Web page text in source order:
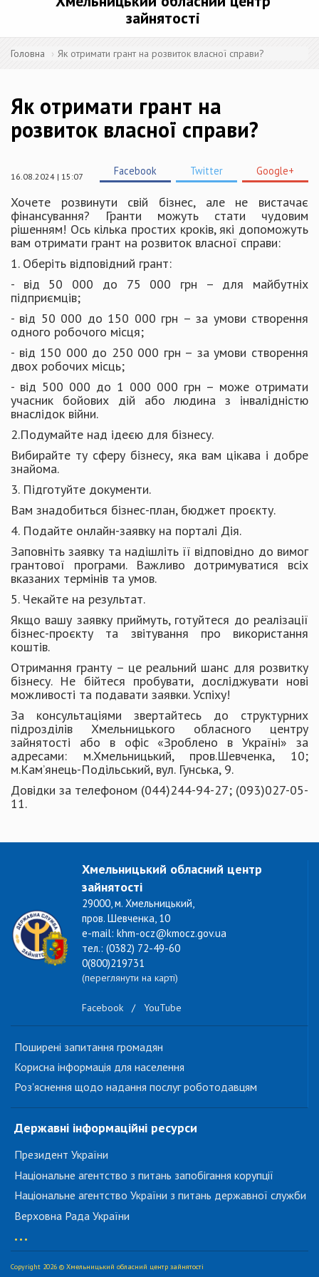
зайнятості
Головна Як отримати грант на розвиток власної справи?
Як отримати грант на
розвиток власної справи?
16.08.2024 | 15:07 Facebook Twitter Google+
Хочете розвинути свій бізнес, але не вистачає
фінансування? Гранти можуть стати чудовим
рішенням! Ось кілька простих кроків, які допоможуть
вам отримати грант на розвиток власної справи:
1. Оберіть відповідний грант:
- від 50 000 до 75 000 грн – для майбутніх
підприємців;
- від 50 000 до 150 000 грн – за умови створення
одного робочого місця;
- від 150 000 до 250 000 грн – за умови створення
двох робочих місць;
- від 500 000 до 1 000 000 грн – може отримати
учасник бойових дій або людина з інвалідністю
внаслідок війни.
2.Подумайте над ідеєю для бізнесу.
Вибирайте ту сферу бізнесу, яка вам цікава і добре
знайома.
3. Підготуйте документи.
Вам знадобиться бізнес-план, бюджет проєкту.
4. Подайте онлайн-заявку на порталі Дія.
Заповніть заявку та надішліть її відповідно до вимог
грантової програми. Важливо дотримуватися всіх
вказаних термінів та умов.
5. Чекайте на результат.
Якщо вашу заявку приймуть, готуйтеся до реалізації
бізнес-проєкту та звітування про використання
коштів.
Отримання гранту – це реальний шанс для розвитку
бізнесу. Не бійтеся пробувати, досліджувати нові
можливості та подавати заявки. Успіху!
За консультаціями звертайтесь до структурних
підрозділів Хмельницького обласного центру
зайнятості або в офіс «Зроблено в Україні» за
адресами: м.Хмельницький, пров.Шевченка, 10;
м.Кам’янець-Подільський, вул. Гунська, 9.
Довідки за телефоном (044)244-94-27; (093)027-05-
11.
Хмельницький обласний центр
зайнятості
29000, м. Хмельницький,
пров. Шевченка, 10
e-mail: khm-ocz@kmocz.gov.ua
тел.: (0382) 72-49-60
0(800)219731
(переглянути на карті)
Facebook / YouTube
Поширені запитання громадян
Корисна інформація для населення
Роз'яснення щодо надання послуг роботодавцям
Державні інформаційні ресурси
Президент України
Національне агентство з питань запобігання корупції
Національне агентство України з питань державної служби
Верховна Рада України
...
Copyright 2026 © Хмельницький обласний центр зайнятості